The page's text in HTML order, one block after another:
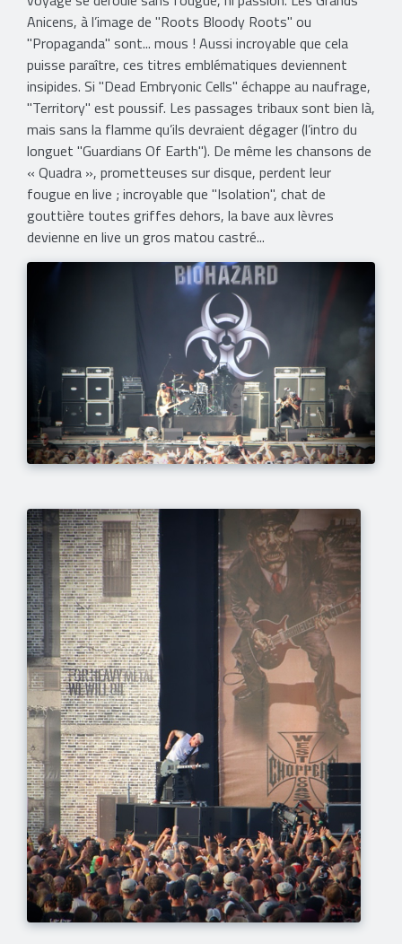
Anicens, à l’image de "Roots Bloody Roots" ou
"Propaganda" sont... mous ! Aussi incroyable que cela
puisse paraître, ces titres emblématiques deviennent
insipides. Si "Dead Embryonic Cells" échappe au naufrage,
"Territory" est poussif. Les passages tribaux sont bien là,
mais sans la flamme qu’ils devraient dégager (l’intro du
longuet "Guardians Of Earth"). De même les chansons de
« Quadra », prometteuses sur disque, perdent leur
fougue en live ; incroyable que "Isolation", chat de
gouttière toutes griffes dehors, la bave aux lèvres
devienne en live un gros matou castré...